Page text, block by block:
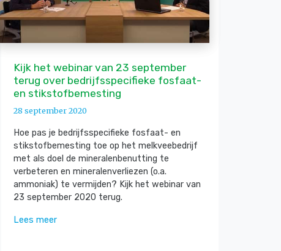
Kijk het webinar van 23 september
terug over bedrijfsspecifieke fosfaat-
en stikstofbemesting
28 september 2020
Hoe pas je bedrijfsspecifieke fosfaat- en
stikstofbemesting toe op het melkveebedrijf
met als doel de mineralenbenutting te
verbeteren en mineralenverliezen (o.a.
ammoniak) te vermijden? Kijk het webinar van
23 september 2020 terug.
Lees meer